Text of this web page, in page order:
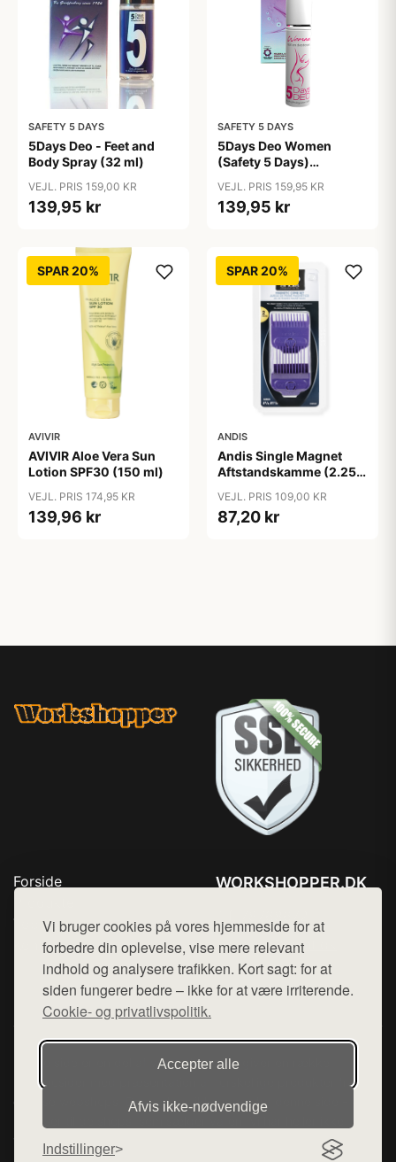
Vi bruger cookies på vores hjemmeside for at
forbedre din oplevelse, vise mere relevant
indhold og analysere trafikken. Kort sagt: for at
siden fungerer bedre – ikke for at være irriterende.
Cookie- og privatlivspolitik.
Accepter alle
Afvis ikke‑nødvendige
Indstillinger
SAFETY 5 DAYS
5Days Deo - Feet and
Body Spray (32 ml)
VEJL. PRIS 159,00 KR
139,95 kr
SAFETY 5 DAYS
5Days Deo Women
(Safety 5 Days)
VEJL. PRIS 159,95 KR
139,95 kr
SPAR 20%
AVIVIR
AVIVIR Aloe Vera Sun
Lotion SPF30 (150 ml)
VEJL. PRIS 174,95 KR
139,96 kr
SPAR 20%
ANDIS
Andis Single Magnet
Aftstandskamme (2.25
VEJL. PRIS 109,00 KR
87,20 kr
Forside
Top Rabatter
Kontakt
WORKSHOPPER.DK
Mail: hej@want.dk
Cookie- og privatlivspolitik
Denne side er en del af want.dk, der udgiver en række
hjemmesider med præsentation af forskellige produkter fra
diverse webshops. Der sælges ikke varer fra denne side - vi
henviser til de shops, som sælger varen. Vi har heller ikke
varerne på lager.